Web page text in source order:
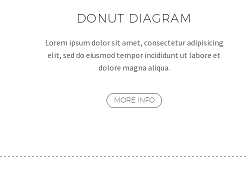
DONUT DIAGRAM
Lorem ipsum dolor sit amet, consectetur adipisicing
elit, sed do eiusmod tempor incididunt ut labore et
dolore magna aliqua.
MORE INFO